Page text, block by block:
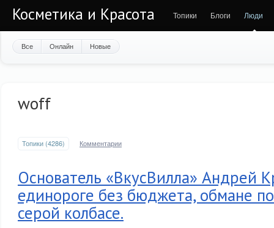
Косметика и Красота Топики Блоги Люди
Все Онлайн Новые
woff
Топики (4286) Комментарии
Основатель «ВкусВилла» Андрей
единороге без бюджета, обмане
серой колбасе.